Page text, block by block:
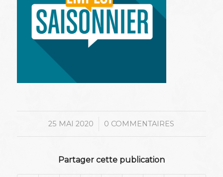
25 MAI 2020
/ 0 COMMENTAIRES
Partager cette publication